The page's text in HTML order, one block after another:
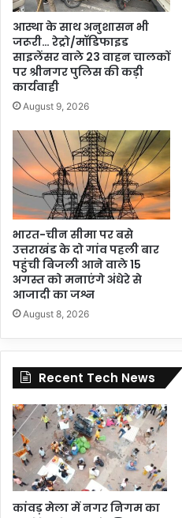
आस्था के साथ अनुशासन भी
जरूरी… रेट्रो/मॉडिफाइड
साइलेंसर वाले 23 वाहन चालकों
पर श्रीनगर पुलिस की कड़ी
कार्यवाही
August 9, 2026
भारत-चीन सीमा पर बसे
उत्तराखंड के दो गांव पहली बार
पहुंची बिजली आने वाले 15
अगस्त को मनाएंगे अंधेरे से
आजादी का जश्न
August 8, 2026
Recent Tech News
कांवड़ मेला में नगर निगम का